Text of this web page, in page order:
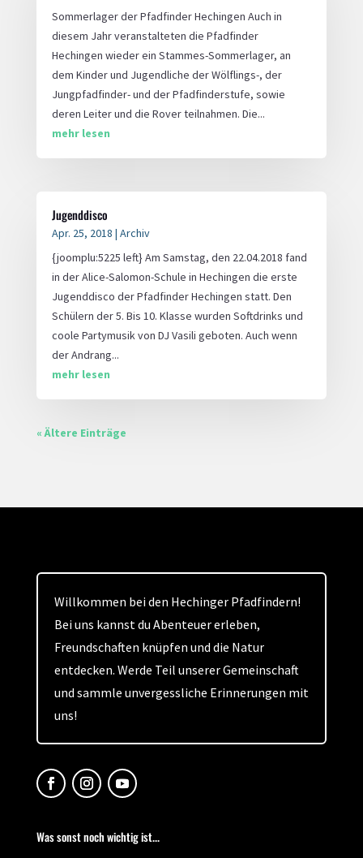
Sommerlager der Pfadfinder Hechingen Auch in
diesem Jahr veranstalteten die Pfadfinder
Hechingen wieder ein Stammes-Sommerlager, an
dem Kinder und Jugendliche der Wölflings-, der
Jungpfadfinder- und der Pfadfinderstufe, sowie
deren Leiter und die Rover teilnahmen. Die...
mehr lesen
Jugenddisco
Apr. 25, 2018 | Archiv
{joomplu:5225 left} Am Samstag, den 22.04.2018 fand
in der Alice-Salomon-Schule in Hechingen die erste
Jugenddisco der Pfadfinder Hechingen statt. Den
Schülern der 5. Bis 10. Klasse wurden Softdrinks und
coole Partymusik von DJ Vasili geboten. Auch wenn
der Andrang...
mehr lesen
« Ältere Einträge
Willkommen bei den Hechinger Pfadfindern!
Bei uns kannst du Abenteuer erleben,
Freundschaften knüpfen und die Natur
entdecken. Werde Teil unserer Gemeinschaft
und sammle unvergessliche Erinnerungen mit
uns!
Was sonst noch wichtig ist...